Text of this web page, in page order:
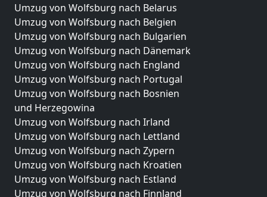
Umzug von Wolfsburg nach Belarus
Umzug von Wolfsburg nach Belgien
Umzug von Wolfsburg nach Bulgarien
Umzug von Wolfsburg nach Dänemark
Umzug von Wolfsburg nach England
Umzug von Wolfsburg nach Portugal
Umzug von Wolfsburg nach Bosnien
und Herzegowina
Umzug von Wolfsburg nach Irland
Umzug von Wolfsburg nach Lettland
Umzug von Wolfsburg nach Zypern
Umzug von Wolfsburg nach Kroatien
Umzug von Wolfsburg nach Estland
Umzug von Wolfsburg nach Finnland